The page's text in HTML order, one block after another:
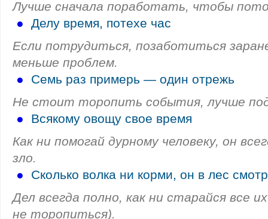
Лучше сначала поработать, чтобы
●
Делу время, потехе час
Если потрудиться, позаботиться
меньше проблем.
●
Семь раз примерь — один отрежь
Не стоит торопить события, лучше
●
Всякому овощу свое время
Как ни помогай дурному человеку, он
зло.
●
Сколько волка ни корми, он в лес
Дел всегда полно, как ни старайся все
не торопиться).